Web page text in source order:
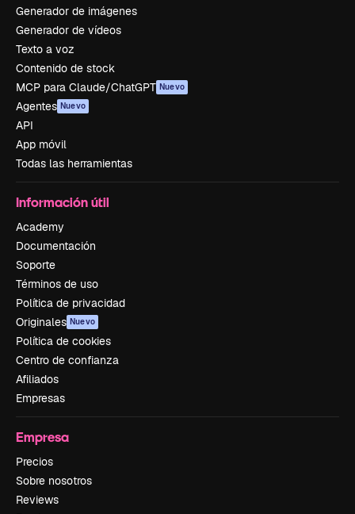
Generador de imágenes
Generador de vídeos
Texto a voz
Contenido de stock
MCP para Claude/ChatGPT Nuevo
Agentes Nuevo
API
App móvil
Todas las herramientas
Información útil
Academy
Documentación
Soporte
Términos de uso
Política de privacidad
Originales Nuevo
Política de cookies
Centro de confianza
Afiliados
Empresas
Empresa
Precios
Sobre nosotros
Reviews